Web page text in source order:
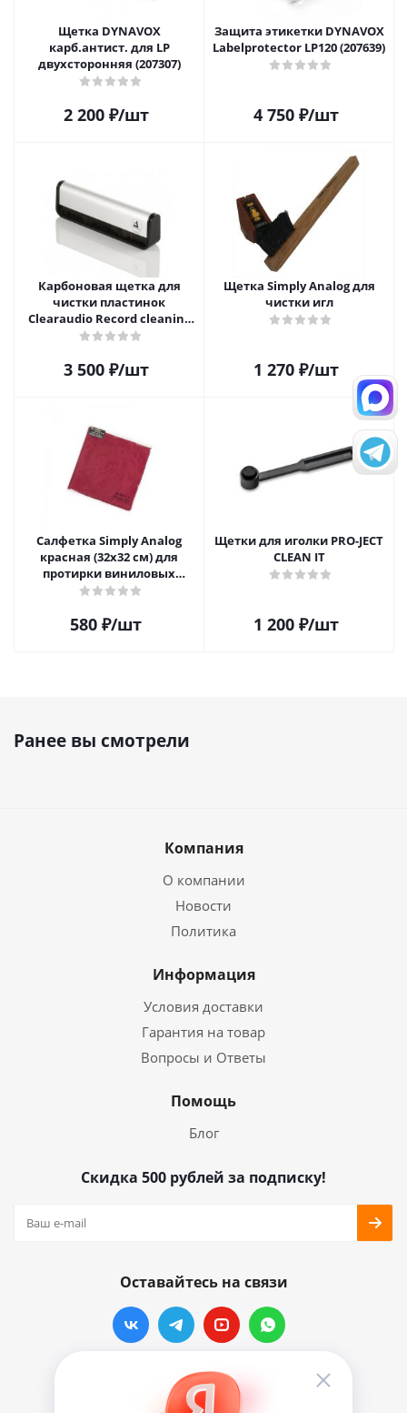
Щетка DYNAVOX
карб.антист. для LP
двухсторонняя (207307)
2 200₽/шт
Защита этикетки DYNAVOX
Labelprotector LP120 (207639)
4 750₽/шт
Карбоновая щетка для
чистки пластинок
Clearaudio Record cleaning
brush
3 500₽/шт
Щетка Simply Analog для
чистки игл
1 270₽/шт
Салфетка Simply Analog
красная (32х32 см) для
протирки виниловых
пластинок из микрофибры
580 ₽/шт
Щетки для иголки PRO-JECT
CLEAN IT
1 200₽/шт
Ранее вы смотрели
Компания
О компании
Новости
Политика
Информация
Условия доставки
Гарантия на товар
Вопросы и Ответы
Помощь
Блог
Скидка 500 рублей за подписку!
Оставайтесь на связи
Наши контакты